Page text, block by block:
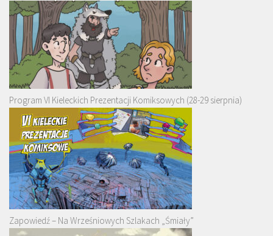
Program VI Kieleckich Prezentacji Komiksowych (28-29 sierpnia)
Zapowiedź – Na Wrześniowych Szlakach „Śmiały”